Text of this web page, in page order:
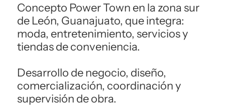
Concepto Power Town en la zona sur
de León, Guanajuato, que integra:
moda, entretenimiento, servicios y
tiendas de conveniencia.
Desarrollo de negocio, diseño,
comercialización, coordinación y
supervisión de obra.